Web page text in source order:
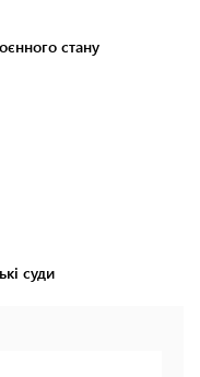
стану
суди